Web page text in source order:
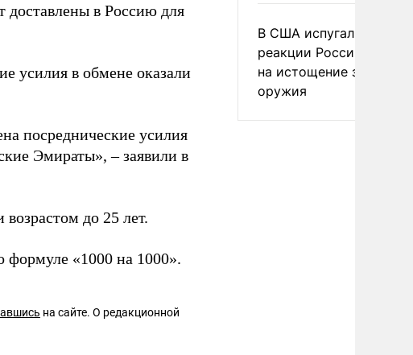
доставлены в Россию для
усилия в обмене оказали
посреднические усилия
Эмираты», – заявили в
до 25 лет.
«1000 на 1000».
на сайте. О редакционной
В США испугались
реакции России и
на истощение запасов
оружия